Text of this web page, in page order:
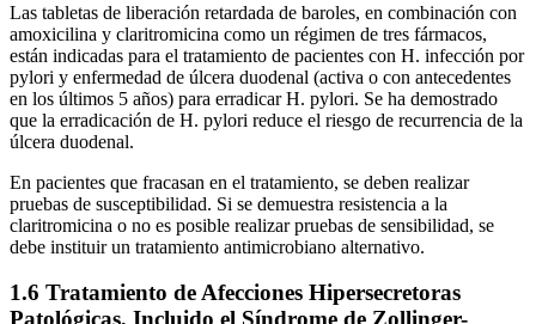
Las tabletas de liberación retardada de baroles, en combinación con
amoxicilina y claritromicina como un régimen de tres fármacos,
están indicadas para el tratamiento de pacientes con H. infección por
pylori y enfermedad de úlcera duodenal (activa o con antecedentes
en los últimos 5 años) para erradicar H. pylori. Se ha demostrado
que la erradicación de H. pylori reduce el riesgo de recurrencia de la
úlcera duodenal.
En pacientes que fracasan en el tratamiento, se deben realizar
pruebas de susceptibilidad. Si se demuestra resistencia a la
claritromicina o no es posible realizar pruebas de sensibilidad, se
debe instituir un tratamiento antimicrobiano alternativo.
1.6 Tratamiento de Afecciones Hipersecretoras